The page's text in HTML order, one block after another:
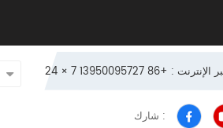
: +86 13950095727
شارك :